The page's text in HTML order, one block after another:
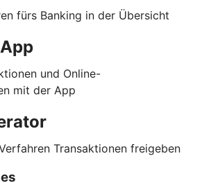
fürs Banking in der Übersicht
und Online-
mit der App
Transaktionen freigeben